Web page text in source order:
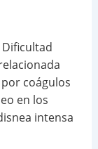
Dificultad
coágulos
en los
intensa